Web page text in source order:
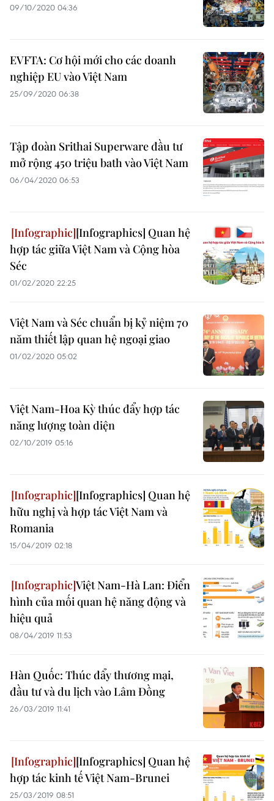
09/10/2020 04:36
EVFTA: Cơ hội mới cho các doanh
nghiệp EU vào Việt Nam
25/09/2020 06:38
Tập đoàn Srithai Superware đầu tư
mở rộng 450 triệu bath vào Việt Nam
06/04/2020 06:53
[Infographics] Quan hệ
hợp tác giữa Việt Nam và Cộng hòa
Séc
01/02/2020 22:25
Việt Nam và Séc chuẩn bị kỷ niệm 70
năm thiết lập quan hệ ngoại giao
01/02/2020 05:02
Việt Nam-Hoa Kỳ thúc đẩy hợp tác
năng lượng toàn diện
02/10/2019 05:16
[Infographics] Quan hệ
hữu nghị và hợp tác Việt Nam và
Romania
15/04/2019 02:18
Việt Nam-Hà Lan: Điển
hình của mối quan hệ năng động và
hiệu quả
08/04/2019 11:53
Hàn Quốc: Thúc đẩy thương mại,
đầu tư và du lịch vào Lâm Đồng
26/03/2019 11:41
[Infographics] Quan hệ
hợp tác kinh tế Việt Nam-Brunei
25/03/2019 08:51